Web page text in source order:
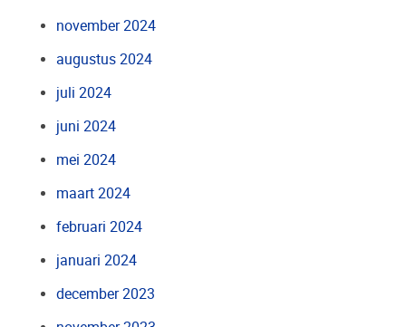
november 2024
augustus 2024
juli 2024
juni 2024
mei 2024
maart 2024
februari 2024
januari 2024
december 2023